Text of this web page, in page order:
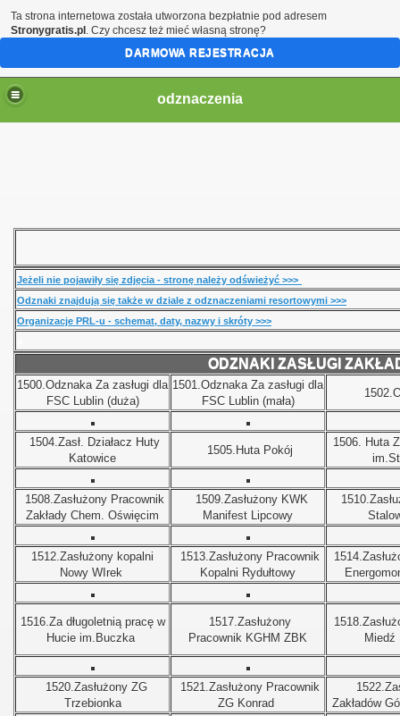
odznaczenia
Jeżeli nie pojawiły się zdjęcia - stronę należy odświeżyć >>>
Odznaki znajdują się także w dziale z odznaczeniami resortowymi >>>
Organizacje PRL-u - schemat, daty, nazwy i skróty >>>
ODZNAKI ZASŁUGI
1500.Odznaka Za zasługi dla
FSC Lublin (duża)
1501.Odznaka Za zasługi dla
FSC Lublin (mała)
1504.Zasł. Działacz Huty
Katowice
1505.Huta Pokój
1506. Huta
1508.Zasłużony Pracownik
Zakłady Chem. Oświęcim
1509.Zasłużony KWK
Manifest Lipcowy
1512.Zasłużony kopalni
Nowy WIrek
1513.Zasłużony Pracownik
Kopalni Rydułtowy
1516.Za długoletnią pracę w
Hucie im.Buczka
1517.Zasłużony
Pracownik KGHM ZBK
1520.Zasłużony ZG
Trzebionka
1521.Zasłużony Pracownik
ZG Konrad
Zakładów
Ta strona internetowa została utworzona bezpłatnie pod adresem
Stronygratis.pl . Czy chcesz też mieć własną stronę?
DARMOWA REJESTRACJA